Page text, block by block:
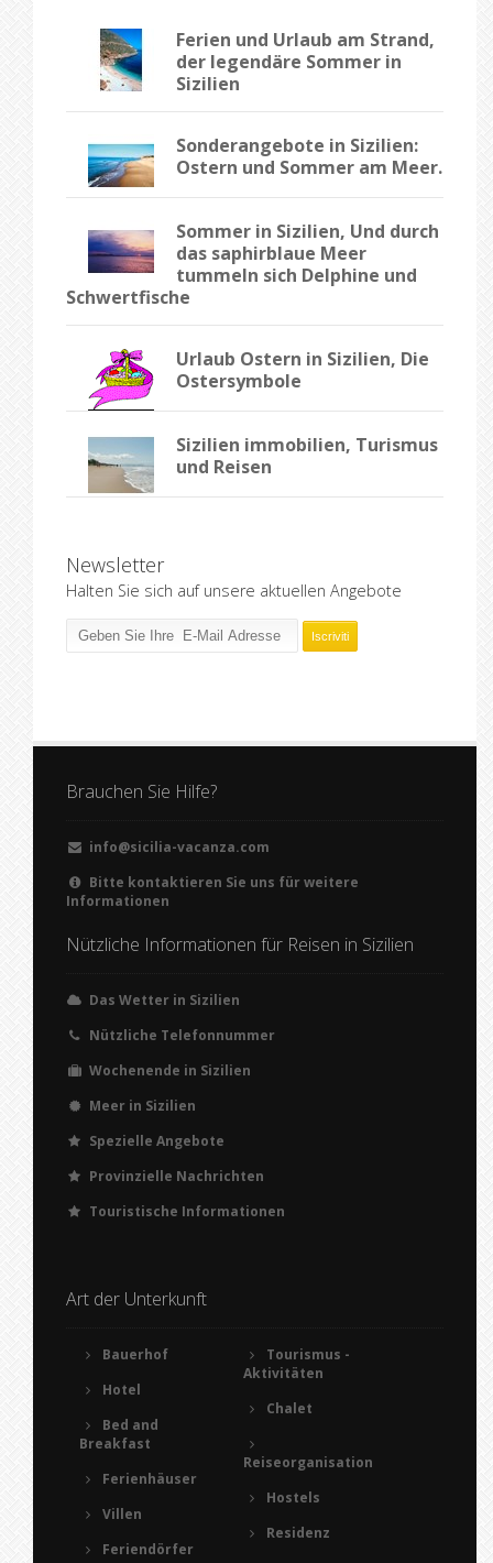
Ferien und Urlaub am Strand,
der legendäre Sommer in
Sizilien
Sonderangebote in Sizilien:
Ostern und Sommer am Meer.
Sommer in Sizilien, Und durch
das saphirblaue Meer
tummeln sich Delphine und
Schwertfische
Urlaub Ostern in Sizilien, Die
Ostersymbole
Sizilien immobilien, Turismus
und Reisen
Newsletter
Halten Sie sich auf unsere aktuellen Angebote
Brauchen Sie Hilfe?
info@sicilia-vacanza.com
Bitte kontaktieren Sie uns für weitere
Informationen
Nützliche Informationen für Reisen in Sizilien
Das Wetter in Sizilien
Nützliche Telefonnummer
Wochenende in Sizilien
Meer in Sizilien
Spezielle Angebote
Provinzielle Nachrichten
Touristische Informationen
Art der Unterkunft
Bauerhof
Hotel
Bed and
Breakfast
Ferienhäuser
Villen
Feriendörfer
Tourismus -
Aktivitäten
Chalet
Reiseorganisation
Hostels
Residenz